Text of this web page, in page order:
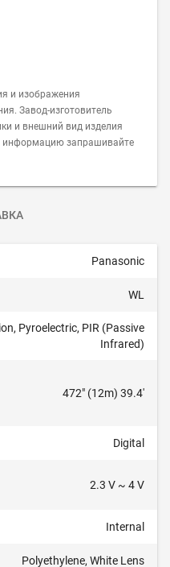
и изображения
Завод-изготовитель
и внешний вид изделия
информацию запрашивайте
Panasonic
WL
Pyroelectric, PIR (Passive
Infrared)
472" (12m) 39.4'
Digital
2.3 V ~ 4 V
Internal
Polyethylene, White Lens